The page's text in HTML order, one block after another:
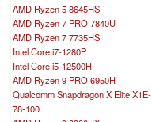
AMD Ryzen 5 8645HS
AMD Ryzen 7 PRO 7840U
AMD Ryzen 7 7735HS
Intel Core i7-1280P
Intel Core i5-12500H
AMD Ryzen 9 PRO 6950H
Qualcomm Snapdragon X Elite X1E-
78-100